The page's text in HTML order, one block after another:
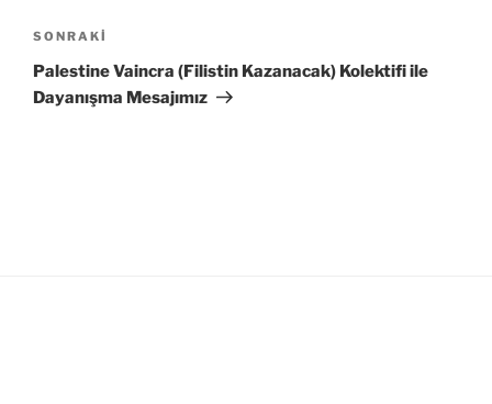
Sonraki
Yazı
SONRAKI
Palestine Vaincra (Filistin Kazanacak) Kolektifi ile
Dayanışma Mesajımız